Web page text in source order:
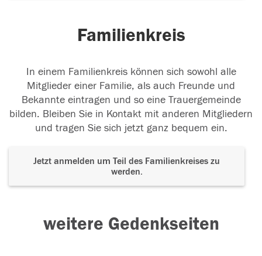
Familienkreis
In einem Familienkreis können sich sowohl alle
Mitglieder einer Familie, als auch Freunde und
Bekannte eintragen und so eine Trauergemeinde
bilden. Bleiben Sie in Kontakt mit anderen Mitgliedern
und tragen Sie sich jetzt ganz bequem ein.
Jetzt anmelden um Teil des Familienkreises zu
werden.
weitere Gedenkseiten